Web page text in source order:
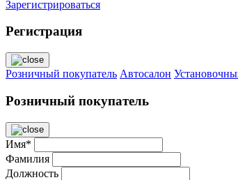
Зарегистрироваться
Регистрация
Розничный покупатель Автосалон
Розничный покупатель
Имя*
Фамилия
Должность